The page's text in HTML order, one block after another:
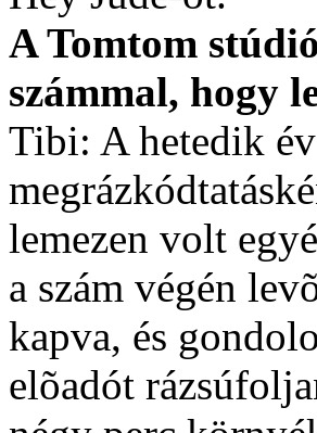
A Tomtom
számmal, hogy
Tibi: A hetedik
lemezen volt
a szám végén
kapva, és
elõadót